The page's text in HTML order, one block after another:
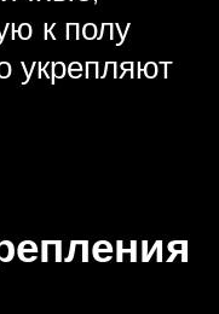
к полу
укрепляют